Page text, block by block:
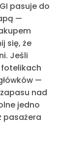
pasuje do
—
się, że
Jeśli
fotelikach
—
nad
jedno
pasażera